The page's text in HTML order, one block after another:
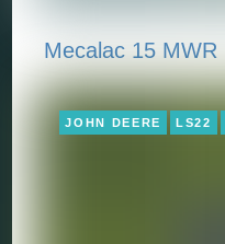
Mecalac 15 MWR
JOHN DEERE LS22